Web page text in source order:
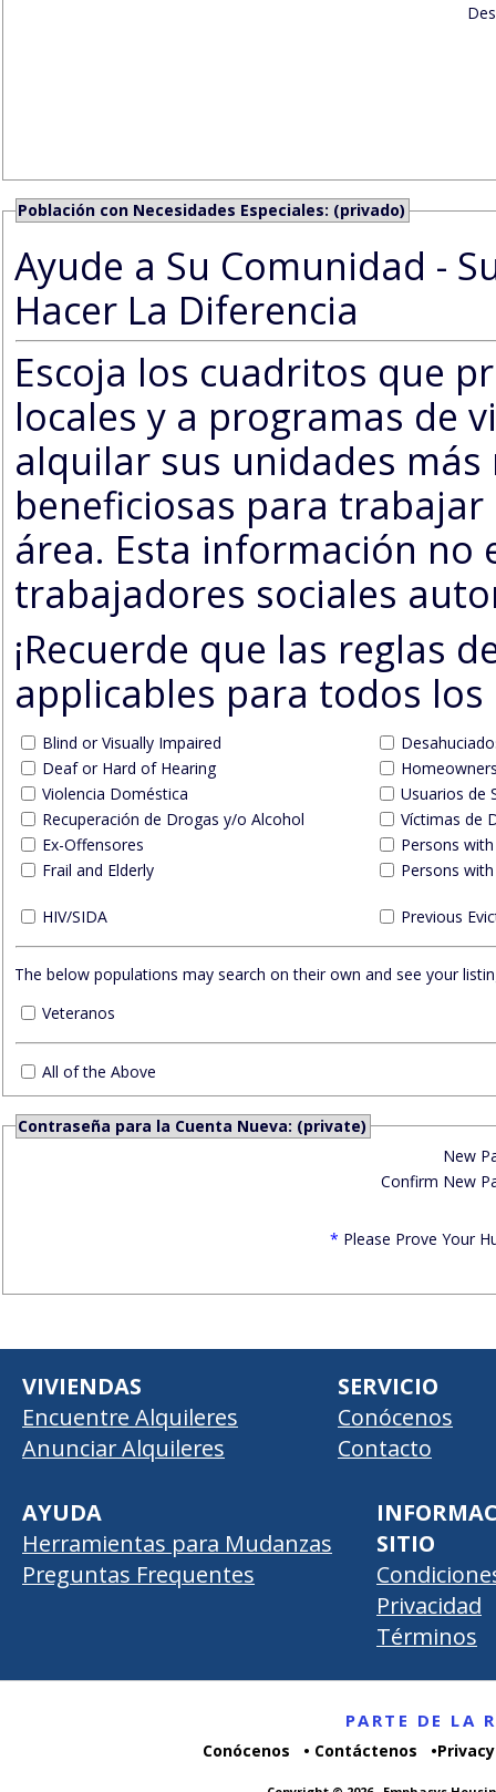
Población con Necesidades Especiales: (privado)
Ayude a Su Comunidad -
Hacer La Diferencia
Escoja los cuadritos que promueven listados a las agencias
locales y a programas de
alquilar sus unidades
beneficiosas para
área. Esta información no es pública, es solo para los
trabajadores sociales
¡Recuerde que las reglas
applicables para todos
Blind or Visually Impaired
Deaf or Hard of Hearing
Violencia Doméstica
Usuarios de
Recuperación de Drogas y/o Alcohol
Víctimas de
Ex-Offensores
Persons
Frail and Elderly
Persons
HIV/SIDA Previous
The below populations may search on their own and see your
Veteranos
All of the Above
Contraseña para la Cuenta Nueva: (private)
New
Confirm New
* Please Prove Your
VIVIENDAS
Encuentre Alquileres
Anunciar Alquileres
SERVICIO
Conócenos
Contacto
AYUDA
Herramientas para Mudanzas
Preguntas Frequentes
SITIO
Privacidad
Términos
PARTE DE LA
Conócenos Contáctenos